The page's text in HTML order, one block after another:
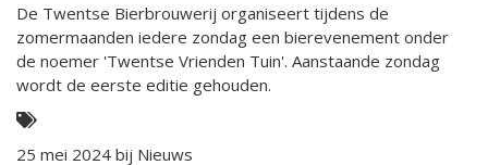
De Twentse Bierbrouwerij organiseert tijdens de
zomermaanden iedere zondag een bierevenement onder
de noemer 'Twentse Vrienden Tuin'. Aanstaande zondag
wordt de eerste editie gehouden.
25 mei 2024 bij Nieuws